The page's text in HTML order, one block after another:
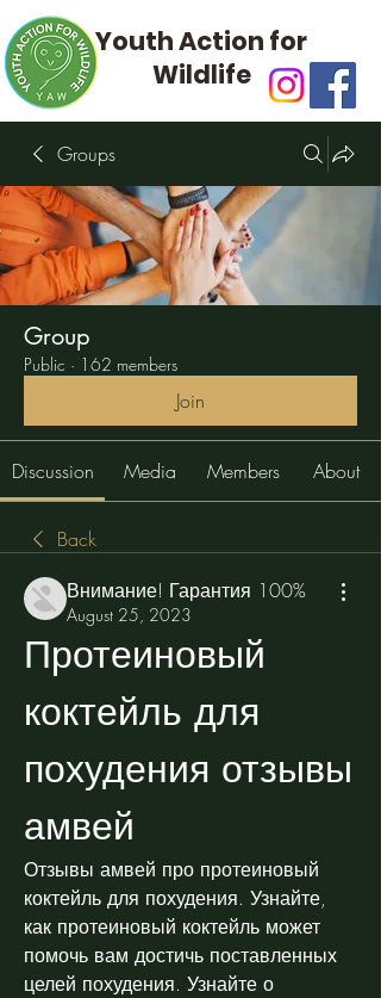
Youth Action for
Wildlife
Groups
Group
Public · 162 members
Join
Discussion Media Members About
Back
Внимание! Гарантия 100%
August 25, 2023
Протеиновый
коктейль для
похудения отзывы
амвей
Отзывы амвей про протеиновый
коктейль для похудения. Узнайте,
как протеиновый коктейль может
помочь вам достичь поставленных
целей похудения. Узнайте о